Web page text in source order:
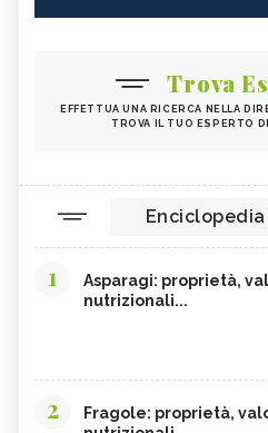
Trova
EFFETTUA UNA RICERCA NELLA
TROVA IL TUO ESPERTO
1
Asparagi: proprietà,
nutrizionali...
2
Fragole: proprietà,